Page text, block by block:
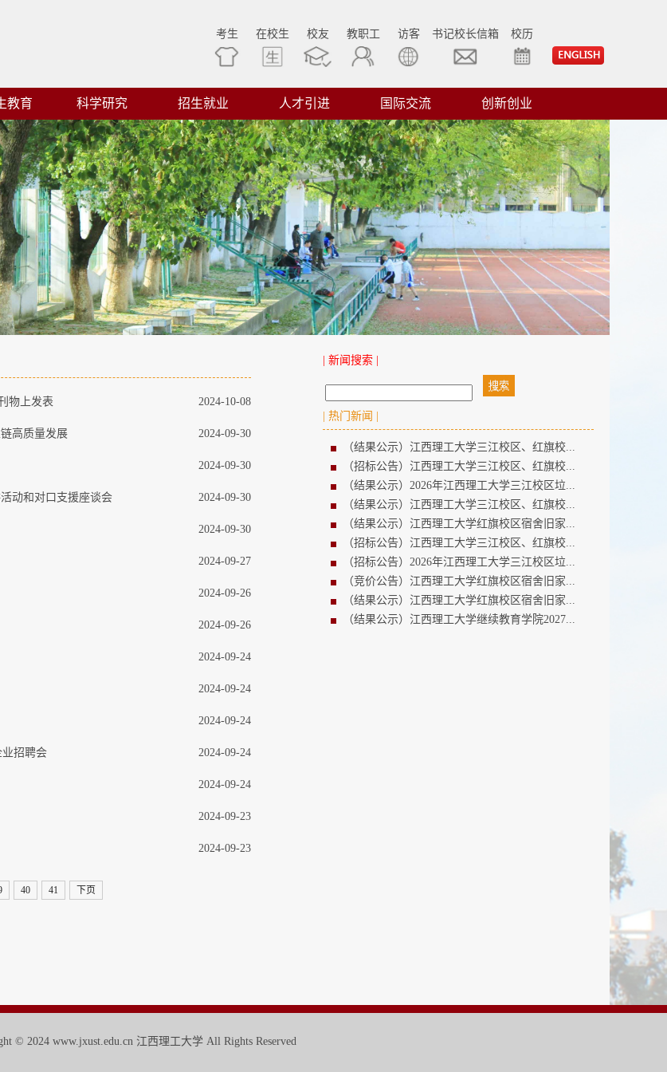
考生 在校生 校友 教职工 访客 书记校长信箱 校历
教育 科学研究 招生就业 人才引进 国际交流 创新创业
物上发表 2024-10-08
高质量发展 2024-09-30
2024-09-30
动和对口支援座谈会 2024-09-30
2024-09-30
2024-09-27
2024-09-26
2024-09-26
2024-09-24
2024-09-24
2024-09-24
业招聘会 2024-09-24
2024-09-24
2024-09-23
2024-09-23
40 41 下页
| 新闻搜索 |
| 热门新闻 |
（结果公示）江西理工大学三江校区、红旗校...
（招标公告）江西理工大学三江校区、红旗校...
（结果公示）2026年江西理工大学三江校区垃...
（结果公示）江西理工大学三江校区、红旗校...
（结果公示）江西理工大学红旗校区宿舍旧家...
（招标公告）江西理工大学三江校区、红旗校...
（招标公告）2026年江西理工大学三江校区垃...
（竞价公告）江西理工大学红旗校区宿舍旧家...
（结果公示）江西理工大学红旗校区宿舍旧家...
（结果公示）江西理工大学继续教育学院2027...
© 2024 www.jxust.edu.cn 江西理工大学 All Rights Reserved